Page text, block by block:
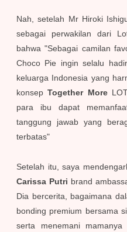
Nah, setelah Mr Hiroki
sebagai perwakilan dari
bahwa "Sebagai camilan
Choco Pie ingin selalu
keluarga Indonesia yang
konsepTogether More
para ibu dapat
tanggung jawab yang
terbatas"
Setelah itu, saya
Carissa Putri brand
Dia bercerita, bagaimana
bonding premium bersama
serta menemani